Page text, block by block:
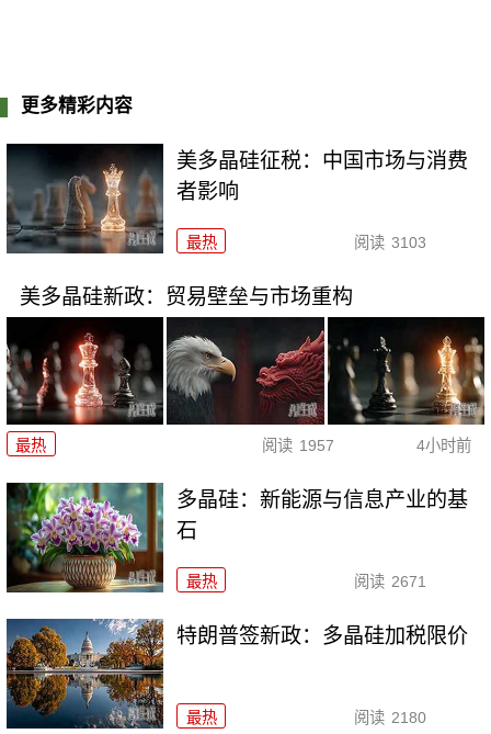
更多精彩内容
美多晶硅征税：中国市场与消费
者影响
最热 阅读 3103
美多晶硅新政：贸易壁垒与市场重构
最热 阅读 1957 4小时前
多晶硅：新能源与信息产业的基
石
最热 阅读 2671
特朗普签新政：多晶硅加税限价
最热 阅读 2180